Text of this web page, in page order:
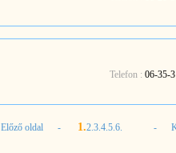
Telefon : 06-35-
Előző oldal - 1.2.3.4.5.6.
-